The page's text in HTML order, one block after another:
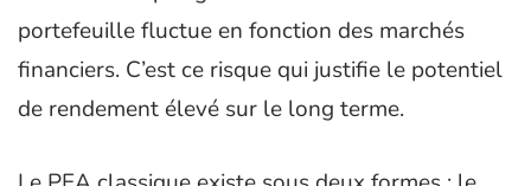
portefeuille fluctue en fonction des marchés
financiers. C’est ce risque qui justifie le potentiel
de rendement élevé sur le long terme.